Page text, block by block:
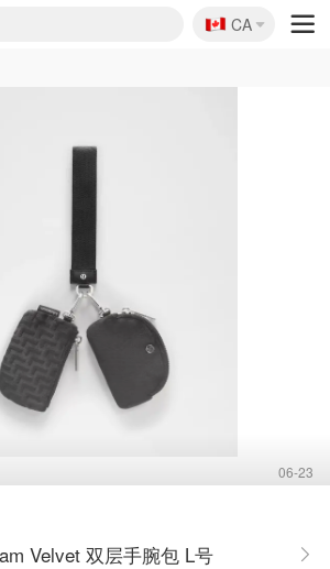
🇨🇦
CA
06-23
Velvet 双层手腕包 L号